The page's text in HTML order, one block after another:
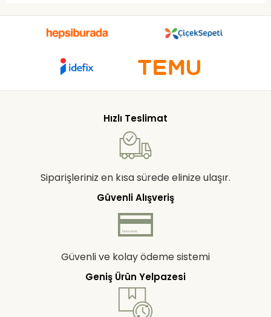
Hızlı Teslimat
Siparişleriniz en kısa sürede elinize ulaşır.
Güvenli Alışveriş
Güvenli ve kolay ödeme sistemi
Geniş Ürün Yelpazesi